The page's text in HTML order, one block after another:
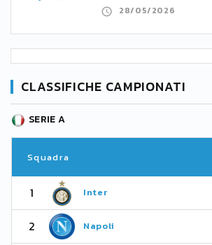
28/05/2026
CLASSIFICHE CAMPIONATI
SERIE A
Squadra
1 Inter
2 Napoli